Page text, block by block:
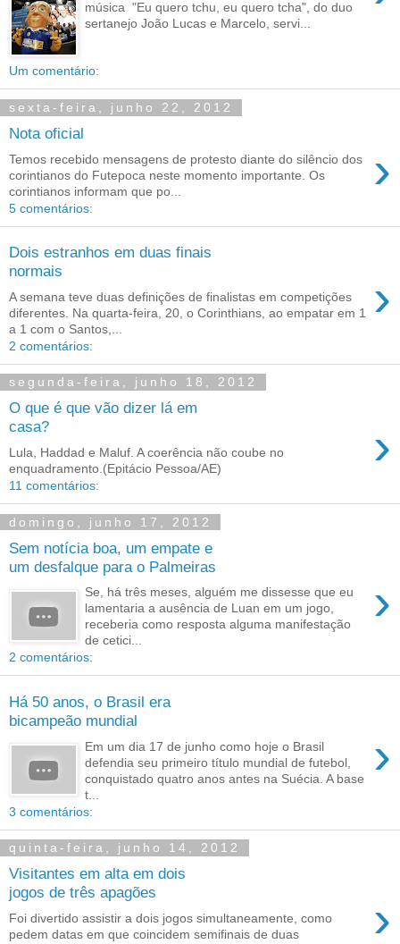
música "Eu quero tchu, eu quero tcha", do duo
sertanejo João Lucas e Marcelo, servi...
Um comentário:
sexta-feira, junho 22, 2012
Nota oficial
›
Temos recebido mensagens de protesto diante do silêncio dos
corintianos do Futepoca neste momento importante. Os
corintianos informam que po...
5 comentários:
Dois estranhos em duas finais
normais
›
A semana teve duas definições de finalistas em competições
diferentes. Na quarta-feira, 20, o Corinthians, ao empatar em 1
a 1 com o Santos,...
2 comentários:
segunda-feira, junho 18, 2012
O que é que vão dizer lá em
casa?
›
Lula, Haddad e Maluf. A coerência não coube no
enquadramento.(Epitácio Pessoa/AE)
11 comentários:
domingo, junho 17, 2012
Sem notícia boa, um empate e
um desfalque para o Palmeiras
›
Se, há três meses, alguém me dissesse que eu
lamentaria a ausência de Luan em um jogo,
receberia como resposta alguma manifestação
de cetici...
2 comentários:
Há 50 anos, o Brasil era
bicampeão mundial
›
Em um dia 17 de junho como hoje o Brasil
defendia seu primeiro título mundial de futebol,
conquistado quatro anos antes na Suécia. A base
t...
3 comentários:
quinta-feira, junho 14, 2012
Visitantes em alta em dois
jogos de três apagões
›
Foi divertido assistir a dois jogos simultaneamente, como
pedem datas em que coincidem semifinais de duas